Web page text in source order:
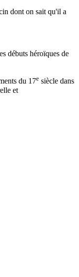
dont on sait qu'il a
débuts héroïques de
du 17e siècle dans
et